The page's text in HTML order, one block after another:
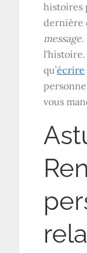
histoires
dernière
message.
l'histoire.
qu’écrire
vous